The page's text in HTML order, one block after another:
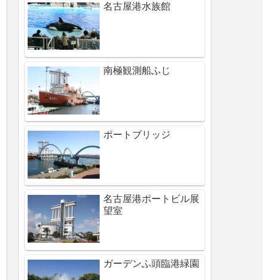
名古屋港水族館
南極観測船ふじ
ポートブリッジ
名古屋港ポートビル展
望室
ガーデンふ頭臨港緑園